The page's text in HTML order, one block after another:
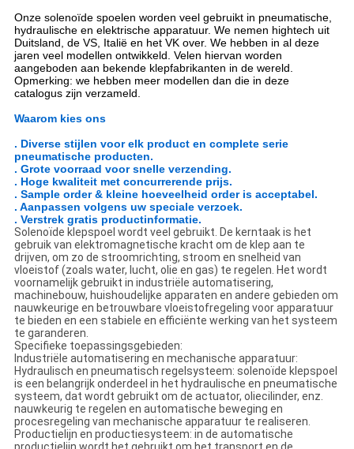
Onze solenoïde spoelen worden veel gebruikt in pneumatische,
hydraulische en elektrische apparatuur. We nemen hightech uit
Duitsland, de VS, Italië en het VK over. We hebben in al deze
jaren veel modellen ontwikkeld. Velen hiervan worden
aangeboden aan bekende klepfabrikanten in de wereld.
Opmerking: we hebben meer modellen dan die in deze
catalogus zijn verzameld.
Waarom kies ons
. Diverse stijlen voor elk product en complete serie
pneumatische producten.
. Grote voorraad voor snelle verzending.
. Hoge kwaliteit met concurrerende prijs.
. Sample order & kleine hoeveelheid order is acceptabel.
. Aanpassen volgens uw speciale verzoek.
. Verstrek gratis productinformatie.
Solenoïde klepspoel wordt veel gebruikt. De kerntaak is het
gebruik van elektromagnetische kracht om de klep aan te
drijven, om zo de stroomrichting, stroom en snelheid van
vloeistof (zoals water, lucht, olie en gas) te regelen. Het wordt
voornamelijk gebruikt in industriële automatisering,
machinebouw, huishoudelijke apparaten en andere gebieden om
nauwkeurige en betrouwbare vloeistofregeling voor apparatuur
te bieden en een stabiele en efficiënte werking van het systeem
te garanderen.
Specifieke toepassingsgebieden:
Industriële automatisering en mechanische apparatuur:
Hydraulisch en pneumatisch regelsysteem: solenoïde klepspoel
is een belangrijk onderdeel in het hydraulische en pneumatische
systeem, dat wordt gebruikt om de actuator, oliecilinder, enz.
nauwkeurig te regelen en automatische beweging en
procesregeling van mechanische apparatuur te realiseren.
Productielijn en productiesysteem: in de automatische